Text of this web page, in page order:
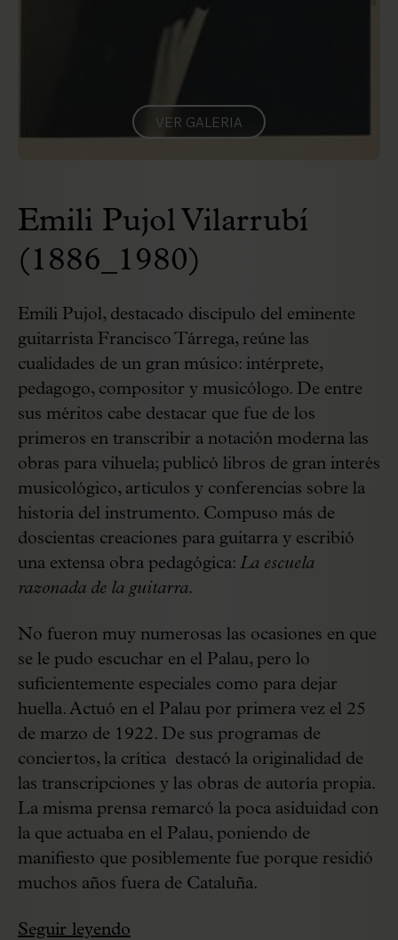
VER GALERIA
Emili Pujol Vilarrubí
(1886_1980)
Emili Pujol, destacado discípulo del eminente
guitarrista Francisco Tárrega, reúne las
cualidades de un gran músico: intérprete,
pedagogo, compositor y musicólogo. De entre
sus méritos cabe destacar que fue de los
primeros en transcribir a notación moderna las
obras para vihuela; publicó libros de gran interés
musicológico, artículos y conferencias sobre la
historia del instrumento. Compuso más de
doscientas creaciones para guitarra y escribió
una extensa obra pedagógica: La escuela
razonada de la guitarra.
No fueron muy numerosas las ocasiones en que
se le pudo escuchar en el Palau, pero lo
suficientemente especiales como para dejar
huella. Actuó en el Palau por primera vez el 25
de marzo de 1922. De sus programas de
conciertos, la crítica destacó la originalidad de
las transcripciones y las obras de autoría propia.
La misma prensa remarcó la poca asiduidad con
la que actuaba en el Palau, poniendo de
manifiesto que posiblemente fue porque residió
muchos años fuera de Cataluña.
Seguir leyendo